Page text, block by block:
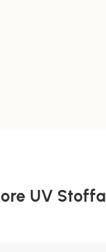
UV Stoffa